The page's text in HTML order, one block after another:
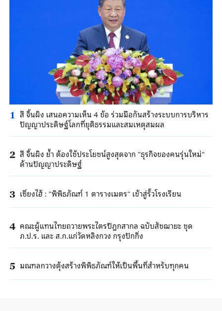
1 สี จิ้นผิง เสนอความเห็น 4 ข้อ ร่วมมือกันสร้างระบบการบริหาร
ปัญญาประดิษฐ์โลกที่ยุติธรรมและสมเหตุสมผล
2 สี จิ้นผิง ย้ำ ต้องใช้ประโยชน์สูงสุดจาก "ธุรกิจของคนรุ่นใหม่"
ด้านปัญญาประดิษฐ์
3 เซี่ยงไฮ้ : "พิพิธภัณฑ์ 1 ตารางเมตร" เข้าสู่รั้วโรงเรียน
4 คณะผู้แทนไทยถวายพระไตรปิฎกสากล ฉบับสัชฌายะ ชุด
ภ.ป.ร. และ ส.ก.แก่วัดหลิงกวง กรุงปักกิ่ง
5 มณฑลกวางตุ้งสร้างพิพิธภัณฑ์ให้เป็นพื้นที่สำหรับทุกคน